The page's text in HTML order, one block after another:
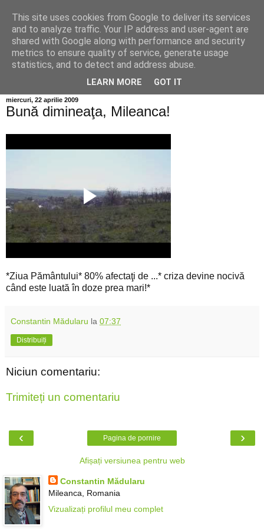
Info MILEANCA
BINE AȚI VENIT! *Jurnal online de informație și opinie; Joi
06 August, 2026
miercuri, 22 aprilie 2009
Bună dimineaţa, Mileanca!
*Ziua Pământului* 80% afectaţi de ...* criza devine nocivă
când este luată în doze prea mari!*
Constantin Mădularu la 07:37
Distribuiți
Niciun comentariu:
Trimiteți un comentariu
‹ ›
Pagina de pornire
Afișați versiunea pentru web
Constantin Mădularu
Mileanca, Romania
Vizualizați profilul meu complet
This site uses cookies from Google to deliver its services
and to analyze traffic. Your IP address and user-agent are
shared with Google along with performance and security
metrics to ensure quality of service, generate usage
statistics, and to detect and address abuse.
LEARN MORE GOT IT